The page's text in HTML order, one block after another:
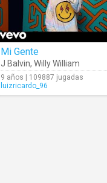
Mi Gente
J Balvin, Willy William
9 años | 109887 jugadas
luizricardo_96